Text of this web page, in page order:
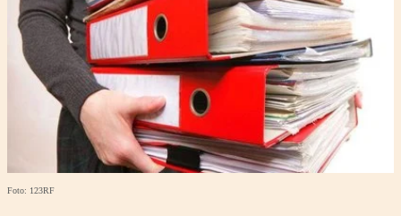
Foto: 123RF